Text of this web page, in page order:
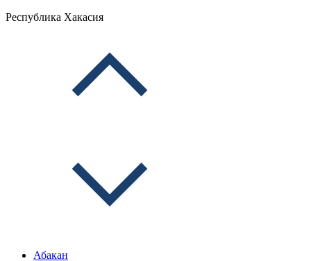
Республика Хакасия
Абакан